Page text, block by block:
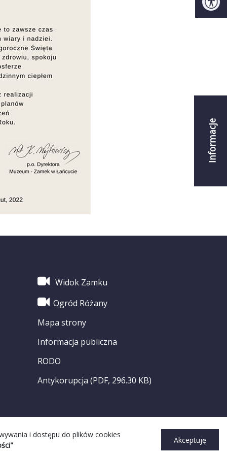
Informacje
i dostępu do plików cookies
Akceptuję
Widok Zamku
Ogród Różany
Mapa strony
Informacja publiczna
RODO
Antykorupcja (PDF, 296.30 KB)